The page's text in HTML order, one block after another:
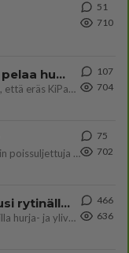
51
710
Kiteen Pallon superpesisjoukkue pelaa huumeiden vaikutuksen alaisena
Huumerikos. Yleisesti uskotaan, että se seikka, että eräs KiPan pelaaja kärähtää huumeista, on vain jäävuoren huippu. M
107
704
Ystävyys/salainen suhde/molemmat ovat täysin poissuljettuja asioita? Nainen
75
702
Perussuomalaisten kannatus nousi rytinällä Ylen tänään julkaisemassa tuoreimmassa gallup-kyselyssä.
https://yle.fi/a/74-20239449 Perussuomalaisilla hurja- ja ylivoimaisesti suurin nousu tässä uudessa Ylen gallupissa. Kyl
466
636